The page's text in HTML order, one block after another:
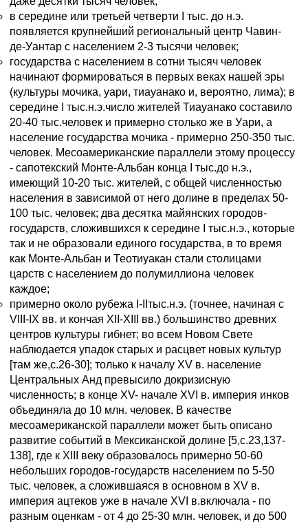
в середине или третьей четверти I тыс. до н.э.
появляется крупнейший региональный центр Чавин-
де-Уантар с населением 2-3 тысячи человек;
государства с населением в сотни тысяч человек
начинают формироваться в первых веках нашей эры
(культуры мочика, уари, тиауанако и, вероятно, лима); в
середине I тыс.н.э.число жителей Тиауанако составило
20-40 тыс.человек и примерно столько же в Уари, а
население государства мочика - примерно 250-350 тыс.
человек. Месоамериканские параллели этому процессу
- сапотекский Монте-Альбан конца I тыс.до н.э.,
имеющий 10-20 тыс. жителей, с общей численностью
населения в зависимой от него долине в пределах 50-
100 тыс. человек; два десятка майянских городов-
государств, сложившихся к середине I тыс.н.э., которые
так и не образовали единого государства, в то время
как Монте-Альбан и Теотиуакан стали столицами
царств с населением до полумиллиона человек
каждое;
примерно около рубежа I-IIтыс.н.э. (точнее, начиная с
VIII-IX вв. и кончая XII-XIII вв.) большинство древних
центров культуры гибнет; во всем Новом Свете
наблюдается упадок старых и расцвет новых культур
[там же,с.26-30]; только к началу XV в. население
Центральных Анд превысило докризисную
численность; в конце XV- начале XVI в. империя инков
объединяла до 10 млн. человек. В качестве
месоамериканской параллели может быть описано
развитие событий в Мексиканской долине [5,с.23,137-
138], где к XIII веку образовалось примерно 50-60
небольших городов-государств населением по 5-50
тыс. человек, а сложившаяся в основном в XV в.
империя ацтеков уже в начале XVI в.включала - по
разным оценкам - от 4 до 25-30 млн. человек, и до 500